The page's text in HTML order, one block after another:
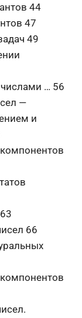
44
47
49
… 56
—
и
66